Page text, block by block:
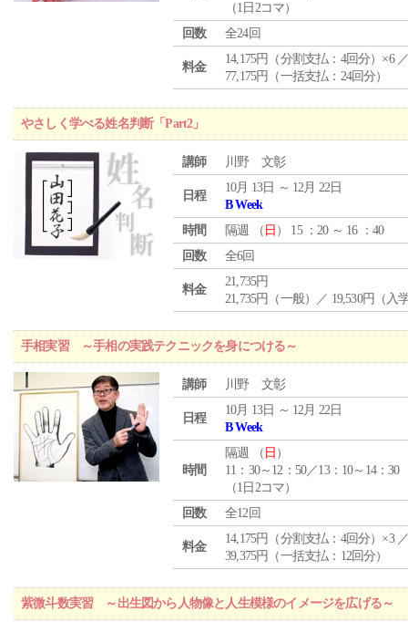
（1日2コマ）
回数
全24回
料金
14,175円（分割支払：4回分）×6
77,175円（一括支払：24回分）
やさしく学べる姓名判断「Part2」
講師 川野 文彰
日程
10月 13日 ～ 12月 22日
B Week
時間
隔週 （ 日 ） 15 ：20 ～ 16 ：40
回数
全6回
料金
21,735円
21,735円（一般）／ 19,530円（入
手相実習 ～手相の実践テクニックを身につける～
講師 川野 文彰
日程
10月 13日 ～ 12月 22日
B Week
時間
隔週 （ 日 ）
11：30～12：50／13：10～14：30
（1日2コマ）
回数
全12回
料金
14,175円（分割支払：4回分）×3
39,375円（一括支払：12回分）
紫微斗数実習 ～出生図から人物像と人生模様のイメージを広げる～